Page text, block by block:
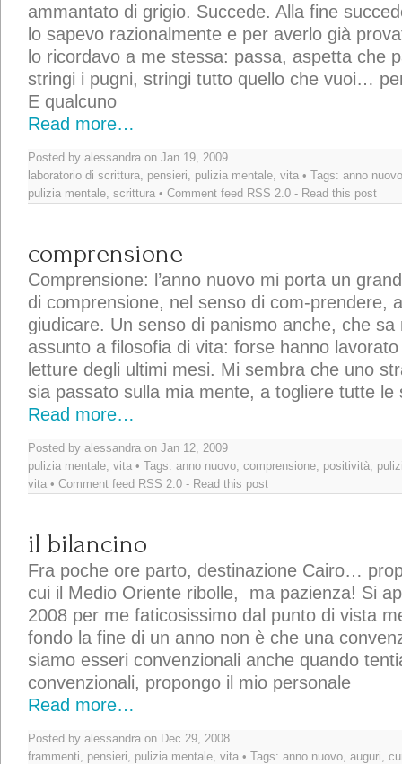
ammantato di grigio. Succede. Alla fine
lo sapevo razionalmente e per averlo già
lo ricordavo a me stessa: passa, aspetta che
stringi i pugni, stringi tutto quello che vuoi…
E qualcuno
Read more…
Posted by alessandra on Jan 19, 2009
laboratorio di scrittura, pensieri, pulizia mentale, vita • Tags: anno nuovo
pulizia mentale, scrittura • Comment feed RSS 2.0 - Read this post
comprensione
Comprensione: l’anno nuovo mi porta un
di comprensione, nel senso di com-prendere,
giudicare. Un senso di panismo anche, che
assunto a filosofia di vita: forse hanno
letture degli ultimi mesi. Mi sembra che uno
sia passato sulla mia mente, a togliere tutte le
Read more…
Posted by alessandra on Jan 12, 2009
pulizia mentale, vita • Tags: anno nuovo, comprensione, positività,
vita • Comment feed RSS 2.0 - Read this post
il bilancino
Fra poche ore parto, destinazione Cairo…
cui il Medio Oriente ribolle, ma pazienza! Si
2008 per me faticosissimo dal punto di vista
fondo la fine di un anno non è che una
siamo esseri convenzionali anche quando
convenzionali, propongo il mio personale
Read more…
Posted by alessandra on Dec 29, 2008
frammenti, pensieri, pulizia mentale, vita • Tags: anno nuovo, auguri,